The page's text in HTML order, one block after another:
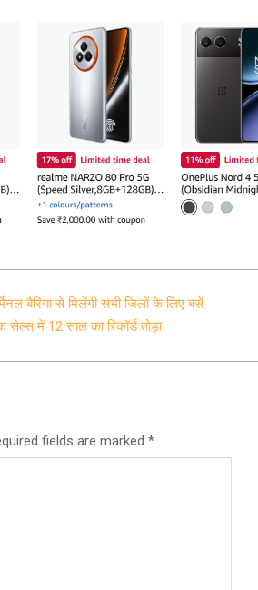
बैरिया से मिलेंगी सभी जिलों के लिए बसें
सेल्स में 12 साल का रिकॉर्ड तोड़ा
fields are marked *